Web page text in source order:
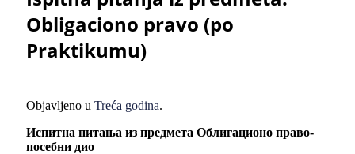
Obligaciono pravo (po
Praktikumu)
Objavljeno u Treća godina.
Испитна питања из предмета Облигационо право-
посебни дио